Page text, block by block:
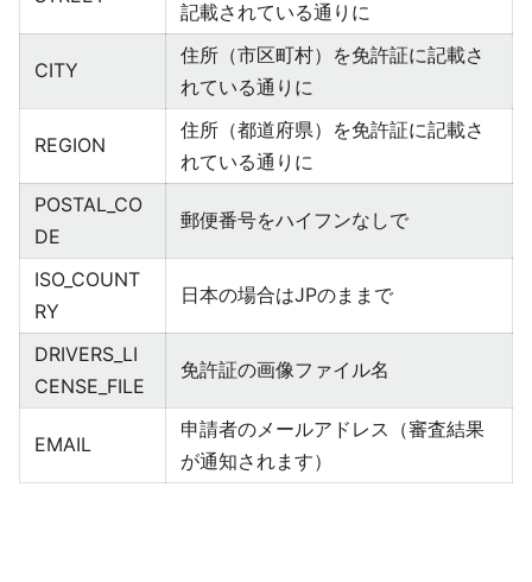
記載されている通りに
CITY
住所（市区町村）を免許証に記載さ
れている通りに
REGION
住所（都道府県）を免許証に記載さ
れている通りに
POSTAL_CO
DE
郵便番号をハイフンなしで
ISO_COUNT
RY
日本の場合はJPのままで
DRIVERS_LI
CENSE_FILE
免許証の画像ファイル名
EMAIL
申請者のメールアドレス（審査結果
が通知されます）